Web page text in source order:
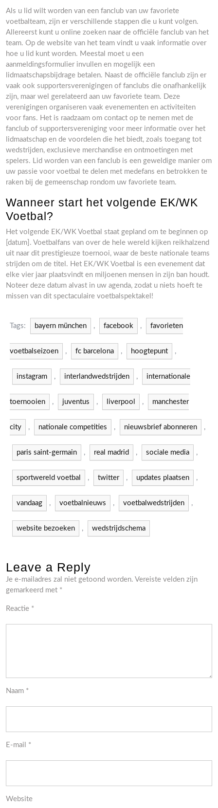
Als u lid wilt worden van een fanclub van uw favoriete
voetbalteam, zijn er verschillende stappen die u kunt volgen.
Allereerst kunt u online zoeken naar de officiële fanclub van het
team. Op de website van het team vindt u vaak informatie over
hoe u lid kunt worden. Meestal moet u een
aanmeldingsformulier invullen en mogelijk een
lidmaatschapsbijdrage betalen. Naast de officiële fanclub zijn er
vaak ook supportersverenigingen of fanclubs die onafhankelijk
zijn, maar wel gerelateerd aan uw favoriete team. Deze
verenigingen organiseren vaak evenementen en activiteiten
voor fans. Het is raadzaam om contact op te nemen met de
fanclub of supportersvereniging voor meer informatie over het
lidmaatschap en de voordelen die het biedt, zoals toegang tot
wedstrijden, exclusieve merchandise en ontmoetingen met
spelers. Lid worden van een fanclub is een geweldige manier om
uw passie voor voetbal te delen met medefans en betrokken te
raken bij de gemeenschap rondom uw favoriete team.
Wanneer start het volgende EK/WK
Voetbal?
Het volgende EK/WK Voetbal staat gepland om te beginnen op
[datum]. Voetbalfans van over de hele wereld kijken reikhalzend
uit naar dit prestigieuze toernooi, waar de beste nationale teams
strijden om de titel. Het EK/WK Voetbal is een evenement dat
elke vier jaar plaatsvindt en miljoenen mensen in zijn ban houdt.
Noteer deze datum alvast in uw agenda, zodat u niets hoeft te
missen van dit spectaculaire voetbalspektakel!
Tags: bayern münchen , facebook , favorieten
voetbalseizoen , fc barcelona , hoogtepunt ,
instagram , interlandwedstrijden , internationale
toernooien , juventus , liverpool , manchester
city , nationale competities , nieuwsbrief abonneren ,
paris saint-germain , real madrid , sociale media ,
sportwereld voetbal , twitter , updates plaatsen ,
vandaag , voetbalnieuws , voetbalwedstrijden ,
website bezoeken , wedstrijdschema
Leave a Reply
Je e-mailadres zal niet getoond worden. Vereiste velden zijn
gemarkeerd met *
Reactie *
Naam *
E-mail *
Website